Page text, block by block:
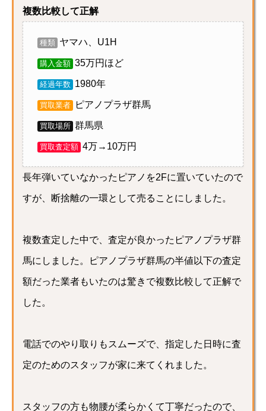
複数比較して正解
種類 ヤマハ、U1H
購入金額 35万円ほど
経過年数 1980年
買取業者 ピアノプラザ群馬
買取場所 群馬県
買取査定額 4万→10万円
長年弾いていなかったピアノを2Fに置いていたので
すが、断捨離の一環として売ることにしました。
複数査定した中で、査定が良かったピアノプラザ群
馬にしました。ピアノプラザ群馬の半値以下の査定
額だった業者もいたのは驚きで複数比較して正解で
した。
電話でのやり取りもスムーズで、指定した日時に査
定のためのスタッフが家に来てくれました。
スタッフの方も物腰が柔らかくて丁寧だったので、